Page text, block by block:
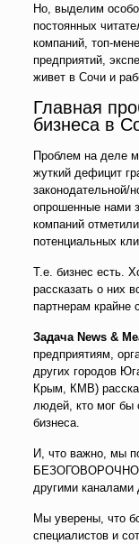
Но, выделим
постоянных
компаний, топ-
предприятий,
живет в Сочи и
Главная
бизнеса в
Проблем на деле
жуткий дефицит
законодательной/
опрошенные нами
компаний
потенциальных
Т.е. бизнес есть.
рассказать о них
партнерам крайне
Задача News &
предприятиям,
других городов
Крым, КМВ)
людей, кто мог бы
бизнеса.
И, что важно, мы
БЕЗОГОВОРОЧНО
другими
Мы уверены, что
специалистов и